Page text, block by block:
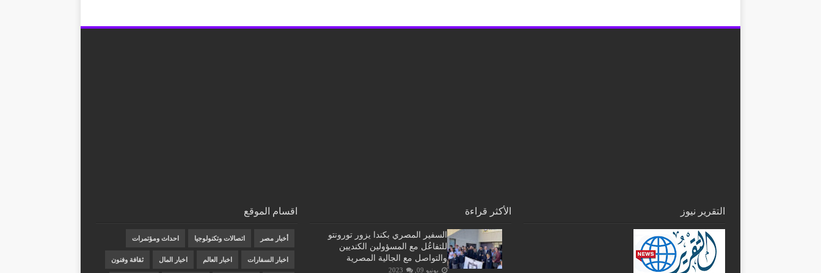
التقرير نيوز الأكثر قراءة
السفير المصري بكندا يزور تورونتو
للتفاعُل مع المسؤولين الكنديين
والتواصل مع الجالية المصرية
يونيو 09, 2023
اقسام الموقع
أخبار مصر اتصالات وتكنولوجيا احداث ومؤتمرات
اخبار السفارات اخبار العالم اخبار المال ثقافة وفنون